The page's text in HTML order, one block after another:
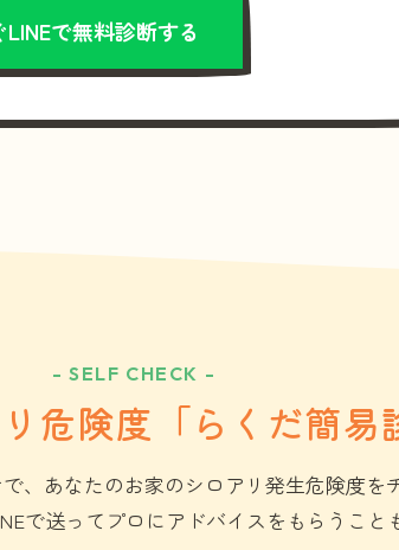
で無料診断する
- SELF CHECK -
危険度「らくだ簡易
、あなたのお家のシロアリ発生危険度を
で送ってプロにアドバイスをもらうこと